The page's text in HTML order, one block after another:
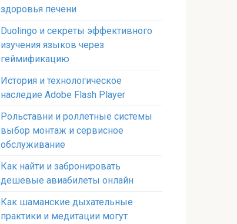
здоровья печени
Duolingo и секреты эффективного
изучения языков через
геймификацию
История и технологическое
наследие Adobe Flash Player
Рольставни и роллетные системы
выбор монтаж и сервисное
обслуживание
Как найти и забронировать
дешевые авиабилеты онлайн
Как шаманские дыхательные
практики и медитации могут